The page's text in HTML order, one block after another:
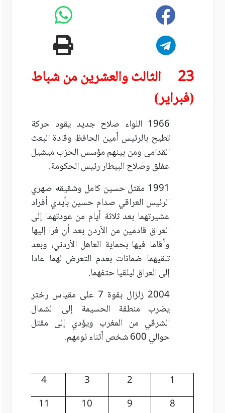
23 الثالث والعشرين من شباط
(فبراير)
1966 اللواء صلاح جديد يقود حركة
تطيح بالرئيس أمين الحافظ وقادة البعث
القدامى ومن بينهم مؤسس الحزب ميشيل
عفلق وصلاح البيطار رئيس الحكومة.
1991 مقتل حسين كامل وشقيقه صهري
الرئيس العراقي صدام حسين بأيدي أفراد
عشيرتهما بعد ثلاثة أيام من عودتهما إلى
العراق قادمين من الأردن بعد أن فرا إليها
وأقاما فيها بحماية العاهل الأردني، وبعد
تلقيهما ضمانات بعدم التعرض لهما عادا
إلى العراق ليلقيا حتفهما.
2004 زلزال بقوة 7 على مقياس رختر
يضرب منطقة الحسيمة إلى الشمال
الشرقي من المغرب ويؤدي إلى مقتل
حوالي 600 شخص أثناء نومهم.
1
2
3
4
8
9
10
11